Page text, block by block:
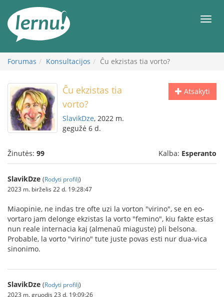
turinį
Forumas Konsultacijos Ĉu ekzistas tia vorto?
Atsakyti
Ĉu ekzistas tia
vorto?
SlavikDze, 2022 m.
gegužė 6 d.
Žinutės: 99 Kalba: Esperanto
SlavikDze (Rodyti profilį)
2023 m. birželis 22 d. 19:28:47
Miaopinie, ne indas tre ofte uzi la vorton "virino", se en eo-
vortaro jam delonge ekzistas la vorto "femino", kiu fakte estas
nun reale internacia kaj (almenaŭ miaguste) pli belsona.
Probable, la vorto "virino" tute juste povas esti nur dua-vica
sinonimo.
SlavikDze (Rodyti profilį)
2023 m. gruodis 23 d. 19:09:26